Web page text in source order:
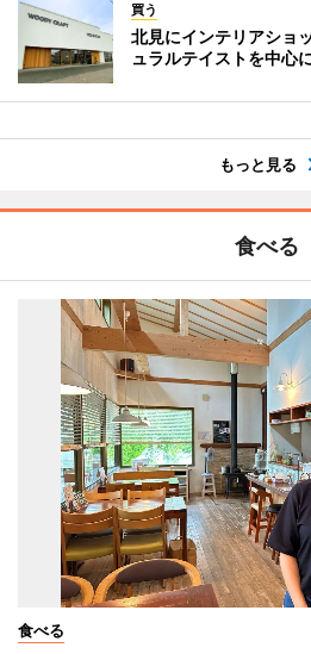
買う
北見にインテリアショ
ュラルテイストを中心
もっと見る
食べる
食べる